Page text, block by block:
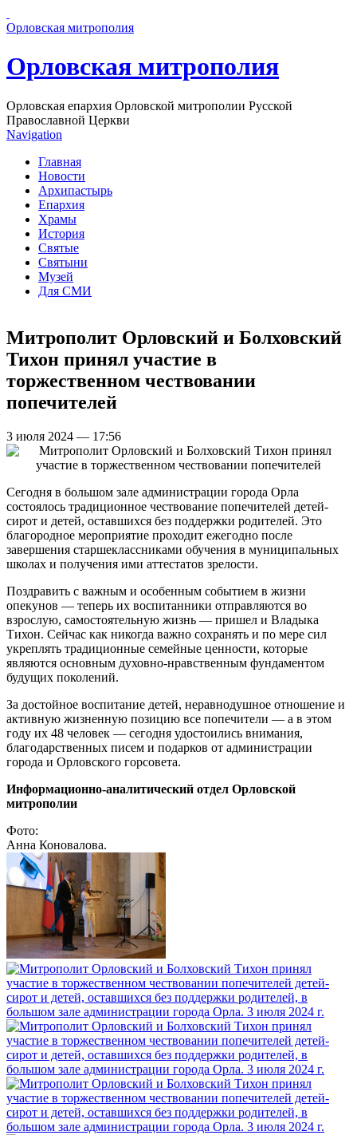
Орловская митрополия
Орловская митрополия
Орловская епархия Орловской митрополии Русской
Православной Церкви
Navigation
Главная
Новости
Архипастырь
Епархия
Храмы
История
Святые
Святыни
Музей
Для СМИ
Митрополит Орловский и Болховский
Тихон принял участие в
торжественном чествовании
попечителей
3 июля 2024 — 17:56
Сегодня в большом зале администрации города Орла
состоялось традиционное чествование попечителей детей-
сирот и детей, оставшихся без поддержки родителей. Это
благородное мероприятие проходит ежегодно после
завершения старшеклассниками обучения в муниципальных
школах и получения ими аттестатов зрелости.
Поздравить с важным и особенным событием в жизни
опекунов — теперь их воспитанники отправляются во
взрослую, самостоятельную жизнь — пришел и Владыка
Тихон. Сейчас как никогда важно сохранять и по мере сил
укреплять традиционные семейные ценности, которые
являются основным духовно-нравственным фундаментом
будущих поколений.
За достойное воспитание детей, неравнодушное отношение и
активную жизненную позицию все попечители — а в этом
году их 48 человек — сегодня удостоились внимания,
благодарственных писем и подарков от администрации
города и Орловского горсовета.
Информационно-аналитический отдел Орловской
митрополии
Фото:
Анна Коновалова.